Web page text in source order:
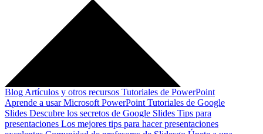
Blog Artículos y otros recursos Tutoriales de PowerPoint
Aprende a usar Microsoft PowerPoint Tutoriales de Google
Slides Descubre los secretos de Google Slides Tips para
presentaciones Los mejores tips para hacer presentaciones